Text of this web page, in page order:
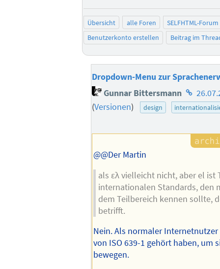
Übersicht alle Foren
SELFHTML-Forum
Benutzerkonto erstellen
Beitrag im
Dropdown-Menu zur
Gunnar Bittersmann
des
(Versionen) design
@@Der Martin
als ελ vielleicht nicht, aber el ist
internationalen Standards, den
dem Teilbereich kennen sollte,
betrifft.
Nein. Als normaler
von ISO 639-1 gehört haben, um
bewegen.